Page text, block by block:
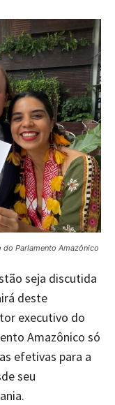
Parlamento Amazônico
seja discutida
deste
executivo do
Amazônico só
efetivas para a
seu